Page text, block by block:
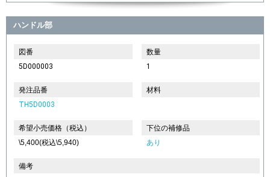
ハンドル部
図番
5D000003
数量
1
発注品番
TH5D0003
材料
希望小売価格（税込）
\5,400(税込\5,940)
下位の補修品
あり
備考